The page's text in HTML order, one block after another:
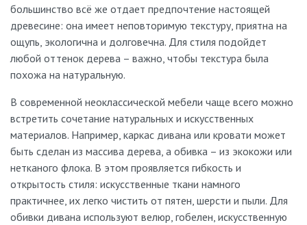
большинство всё же отдает предпочтение настоящей
древесине: она имеет неповторимую текстуру, приятна на
ощупь, экологична и долговечна. Для стиля подойдет
любой оттенок дерева – важно, чтобы текстура была
похожа на натуральную.
В современной неоклассической мебели чаще всего можно
встретить сочетание натуральных и искусственных
материалов. Например, каркас дивана или кровати может
быть сделан из массива дерева, а обивка – из экокожи или
нетканого флока. В этом проявляется гибкость и
открытость стиля: искусственные ткани намного
практичнее, их легко чистить от пятен, шерсти и пыли. Для
обивки дивана используют велюр, гобелен, искусственную